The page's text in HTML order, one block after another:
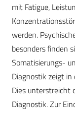
mit Fatigue,
werden.
besonders finden
Somatisierungs-
Diagnostik zeigt
Dies unterstreicht
Diagnostik. Zur